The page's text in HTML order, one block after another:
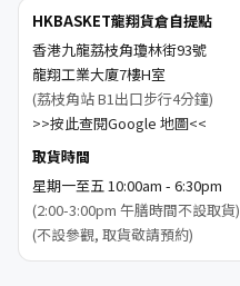
HKBASKET龍翔貨倉自提點
香港九龍荔枝角瓊林街93號
龍翔工業大廈7樓H室
(荔枝角站 B1出口步行4分鐘)
>>按此查閱Google 地圖<<
取貨時間
星期一至五 10:00am - 6:30pm
(2:00-3:00pm 午膳時間不設取貨)
(不設參觀, 取貨敬請預約)